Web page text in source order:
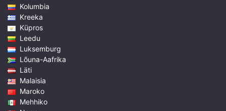
Kolumbia
Kreeka
Küpros
Leedu
Luksemburg
Lõuna-Aafrika
Läti
Malaisia
Maroko
Mehhiko